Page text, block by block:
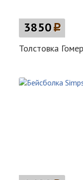
3850p
Толстовка